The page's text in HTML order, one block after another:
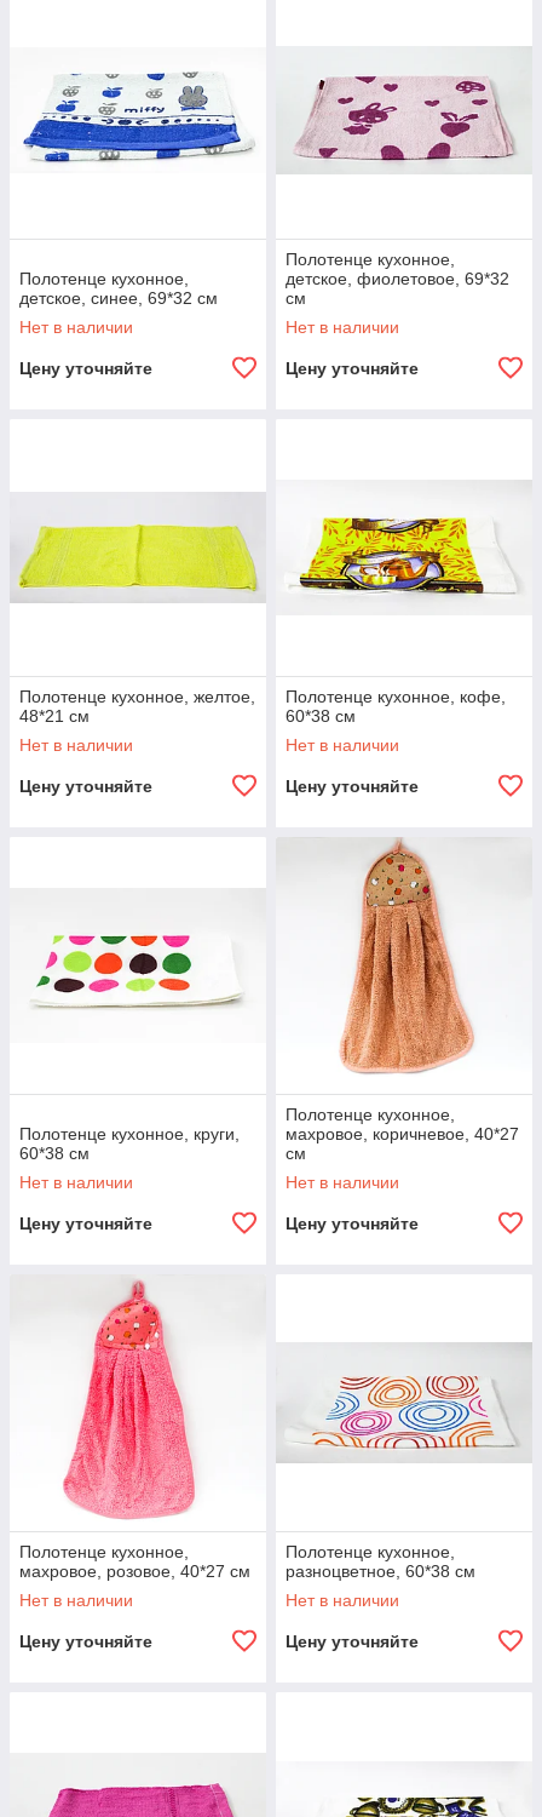
Полотенце кухонное,
детское, синее, 69*32 см
Нет в наличии
Цену уточняйте
Полотенце кухонное,
детское, фиолетовое, 69*32
см
Нет в наличии
Цену уточняйте
Полотенце кухонное, желтое,
48*21 см
Нет в наличии
Цену уточняйте
Полотенце кухонное, кофе,
60*38 см
Нет в наличии
Цену уточняйте
Полотенце кухонное, круги,
60*38 см
Нет в наличии
Цену уточняйте
Полотенце кухонное,
махровое, коричневое, 40*27
см
Нет в наличии
Цену уточняйте
Полотенце кухонное,
махровое, розовое, 40*27 см
Нет в наличии
Цену уточняйте
Полотенце кухонное,
разноцветное, 60*38 см
Нет в наличии
Цену уточняйте